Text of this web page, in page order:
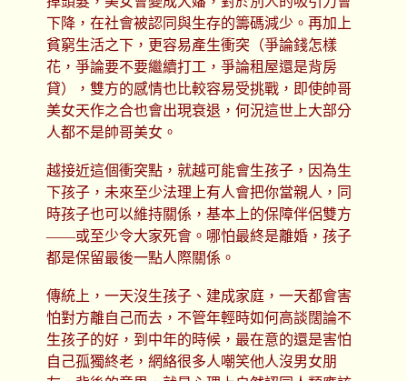
下降，在社會被認同與生存的籌碼減少。再加上
貧窮生活之下，更容易產生衝突（爭論錢怎樣
花，爭論要不要繼續打工，爭論租屋還是背房
貸），雙方的感情也比較容易受挑戰，即使帥哥
美女天作之合也會出現衰退，何況這世上大部分
人都不是帥哥美女。
越接近這個衝突點，就越可能會生孩子，因為生
下孩子，未來至少法理上有人會把你當親人，同
時孩子也可以維持關係，基本上的保障伴侶雙方
——或至少令大家死會。哪怕最終是離婚，孩子
都是保留最後一點人際關係。
傳統上，一天沒生孩子、建成家庭，一天都會害
怕對方離自己而去，不管年輕時如何高談闊論不
生孩子的好，到中年的時候，最在意的還是害怕
自己孤獨終老，網絡很多人嘲笑他人沒男女朋